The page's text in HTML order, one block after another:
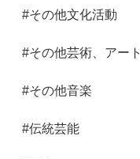
#その他文化活動
#その他芸術、アート
#その他音楽
#伝統芸能